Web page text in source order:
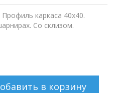
каркаса 40х40.
Со склизом.
в корзину